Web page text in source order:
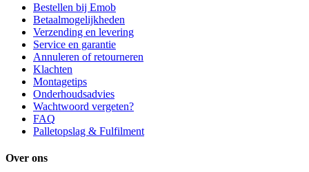
Bestellen bij Emob
Betaalmogelijkheden
Verzending en levering
Service en garantie
Annuleren of retourneren
Klachten
Montagetips
Onderhoudsadvies
Wachtwoord vergeten?
FAQ
Palletopslag & Fulfilment
Over ons